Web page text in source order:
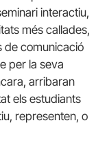
interactiu,
més callades,
de comunicació
per la seva
arribaran
els estudiants
representen, o